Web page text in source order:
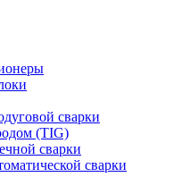
сварки
(TIG)
сварки
сварки